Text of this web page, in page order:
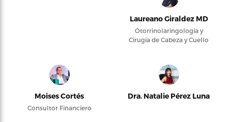
Laureano Giraldez MD
Otorrinolaringología y
Cirugía de Cabeza y Cuello
Moises Cortés
Consultor Financiero
Dra. Natalie Pérez Luna